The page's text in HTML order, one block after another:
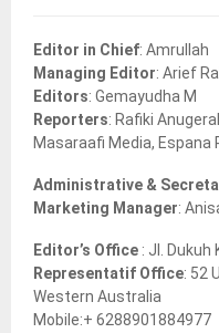
o
r
:
Editor in Chief: Amrullah
Managing Editor: Arief
Editors: Gemayudha M
Reporters: Rafiki
Masaraafi Media, Espana
Administrative &
Marketing Manager:
Editor’s Office : Jl. Dukuh
Representatif Office: 52
Western Australia
Mobile:+ 6288901884977